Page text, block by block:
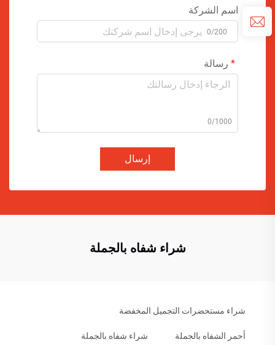
اسم الشركة
0/200
رسالة
0/1000
إرسال
شراء شفاه بالجملة
شراء مستحضرات التجميل المخفضة
أحمر الشفاه بالجملة شراء شفاه بالجملة